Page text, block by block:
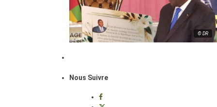
© DR
Nous Suivre